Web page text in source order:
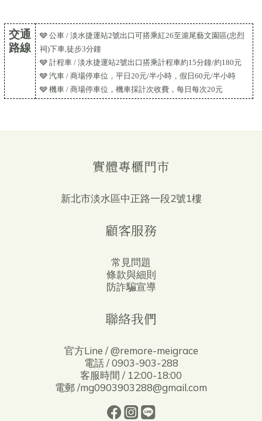
交通
路線
🩶 公車 / 淡水捷運站2號出口可搭乘紅26至滬尾藝文園區(忠烈
祠)下車,徒步3分鐘
🩶 計程車 / 淡水捷運站2號出口搭乘計程車約15分鐘/約180元
🩶 汽車 / 商場停車位，平日20元/半小時，假日60元/半小時
🩶 機車 / 商場停車位，機車採計次收費，每日每次20元
實體專櫃門市
新北市淡水區中正路一段2號1樓
顧客服務
常見問題
條款與細則
防詐騙宣導
聯絡我們
官方Line / @remore-meigrace
電話 / 0903-903-288
客服時間 / 12:00-18:00
電郵 /mg0903903288@gmail.com